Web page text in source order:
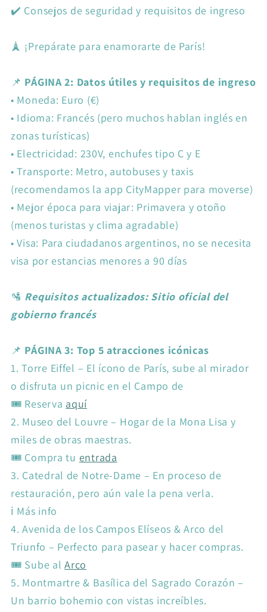
✔️ Consejos de seguridad y requisitos de ingreso
🗼 ¡Prepárate para enamorarte de París!
📌 PÁGINA 2: Datos útiles y requisitos de ingreso
• Moneda: Euro (€)
• Idioma: Francés (pero muchos hablan inglés en
zonas turísticas)
• Electricidad: 230V, enchufes tipo C y E
• Transporte: Metro, autobuses y taxis
(recomendamos la app CityMapper para moverse)
• Mejor época para viajar: Primavera y otoño
(menos turistas y clima agradable)
• Visa: Para ciudadanos argentinos, no se necesita
visa por estancias menores a 90 días
🛂 Requisitos actualizados: Sitio oficial del
gobierno francés
📌 PÁGINA 3: Top 5 atracciones icónicas
1. Torre Eiffel – El ícono de París, sube al mirador
o disfruta un picnic en el Campo de
🎟️ Reserva aquí
2. Museo del Louvre – Hogar de la Mona Lisa y
miles de obras maestras.
🎟️ Compra tu entrada
3. Catedral de Notre-Dame – En proceso de
restauración, pero aún vale la pena verla.
ℹ️ Más info
4. Avenida de los Campos Elíseos & Arco del
Triunfo – Perfecto para pasear y hacer compras.
🎟️ Sube alArco
5. Montmartre & Basílica del Sagrado Corazón –
Un barrio bohemio con vistas increíbles.